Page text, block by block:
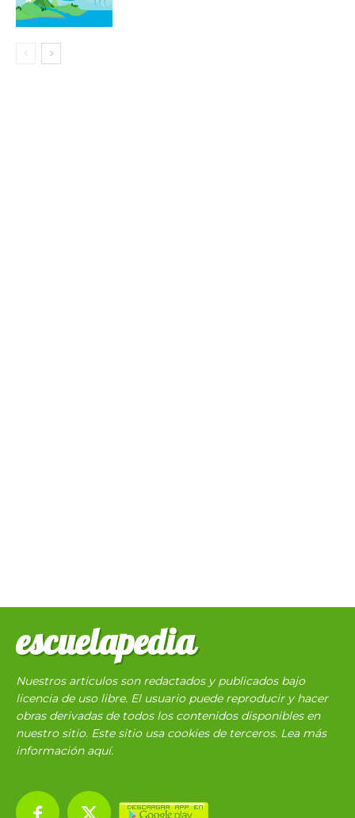
escuelapedia
Nuestros articulos son redactados y publicados bajo
licencia de uso libre. El usuario puede reproducir y hacer
obras derivadas de todos los contenidos disponibles en
nuestro sitio. Este sitio usa cookies de terceros. Lea más
información aquí.